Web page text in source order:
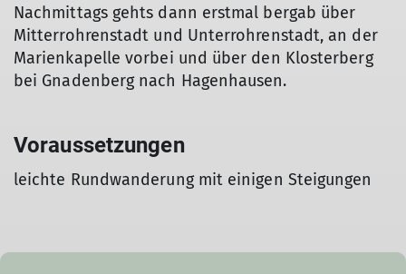
Nachmittags gehts dann erstmal bergab über
Mitterrohrenstadt und Unterrohrenstadt, an der
Marienkapelle vorbei und über den Klosterberg
bei Gnadenberg nach Hagenhausen.
Voraussetzungen
leichte Rundwanderung mit einigen Steigungen